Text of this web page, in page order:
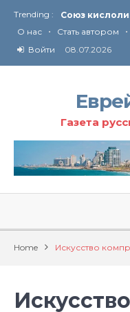
Trending :
Соглашение
Технология
О нас • Стать автором •
Войти
08.07.2026
Газета
Home Искусство